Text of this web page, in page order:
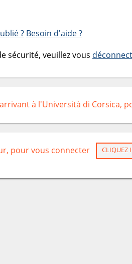
? Besoin d'aide ?
sécurité, veuillez vous
à l'Università di Corsica,
pour vous connecter CLIQUEZ